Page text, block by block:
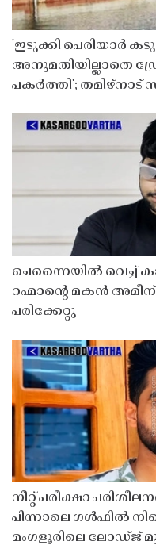
'ഇടുക്കി പെരിയാർ
അനുമതിയില്ലാതെ
പകർത്തി'; തമിഴ്നാട്
ചെന്നൈയിൽ വെച്ച്
റഹ്മാൻ്റെ മകൻ
പരിക്കേറ്റു
നീറ്റ് പരീക്ഷാ
പിന്നാലെ ഗൾഫിൽ
മംഗളൂരിലെ ലോഡ്ജ്